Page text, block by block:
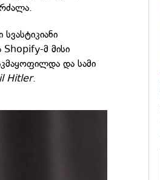
Shopify-მ მისი
და სამი
Hitler.